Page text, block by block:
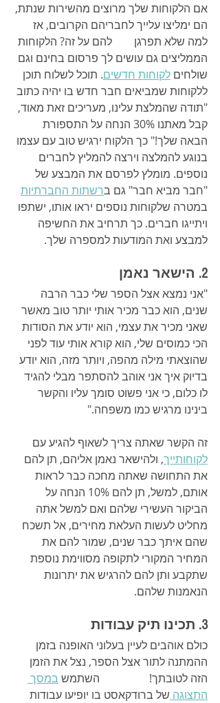
אם הלקוחות שלך מרוצים מהשירות שנתת,
הם ימליצו עלייך לחבריהם הקרובים, אז
למה שלא תפרגן        להם על זה? הלקוחות
הממליצים גם עושים לך פרסום בחינם וגם
שולחים לקוחות חדשים. תוכל לשלוח תוכן
ללקוחות שמביאים חבר חדש בו יהיה כתוב
"תודה שהמלצת עלינו, מעריכים זאת מאוד,
קבל מאתנו 30% הנחה על התספורת
הבאה שלך!" כך הלקוח ירגיש טוב עם עצמו
בנוגע להמלצה וירצה להמליץ לחברים
נוספים. מומלץ לפרסם את המבצע של
"חבר מביא חבר" גם ברשתות החברתיות
במטרה שלקוחות נוספים יראו אותו, ישתפו
ויתייגו חברים. כך תרחיב את החשיפה
למבצע ואת המודעות למספרה שלך.
2. הישאר נאמן
"אני נמצא אצל הספר שלי כבר הרבה
שנים, הוא כבר מכיר אותי יותר טוב מאשר
שאני מכיר את עצמי, הוא יודע את הסודות
הכי כמוסים שלי, הוא קורא אותי עוד לפני
שהוצאתי מילה מהפה, ויותר מזה, הוא יודע
בדיוק איך אני אוהב להסתפר מבלי להגיד
לו כלום, כי אני פשוט סומך עליו והקשר
בינינו מרגיש כמו משפחה."
זה הקשר שאתה צריך לשאוף להגיע עם
לקוחותייך, ולהישאר נאמן אליהם, תן להם
את התחושה שאתה מחכה כבר לראות
אותם, למשל, תן להם 10% הנחה על
הביקור העשירי שלהם ואם למשל אתה
מחליט לעשות העלאת מחירים, אל תשכח
שהם איתך כבר שנים, שמור להם את
המחיר המקורי לתקופה מסווימת נוספת
שתקבע ותן להם להרגיש את יתרונות
הנאמנות שלהם.
3. תכינו תיק עבודות
כולם אוהבים לעיין בעלוני האופנה בזמן
ההמתנה לתור אצל הספר, נצל את הזמן
הזה לטובתך!                  השתמש במסך
התצוגה של ברודקאסט בו יופיעו עבודות